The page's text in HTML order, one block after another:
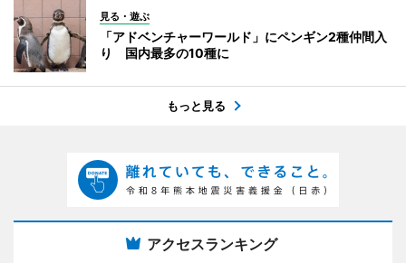
見る・遊ぶ
「アドベンチャーワールド」にペンギン2種仲間入
り 国内最多の10種に
もっと見る
アクセスランキング